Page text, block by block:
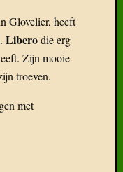
Glovelier, heeft
Liberodie erg
Zijn mooie
troeven.
met